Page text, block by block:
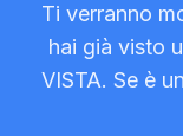
Memoria
Ti verranno
hai già visto
VISTA. Se è